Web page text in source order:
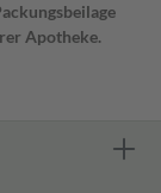
Apotheke.